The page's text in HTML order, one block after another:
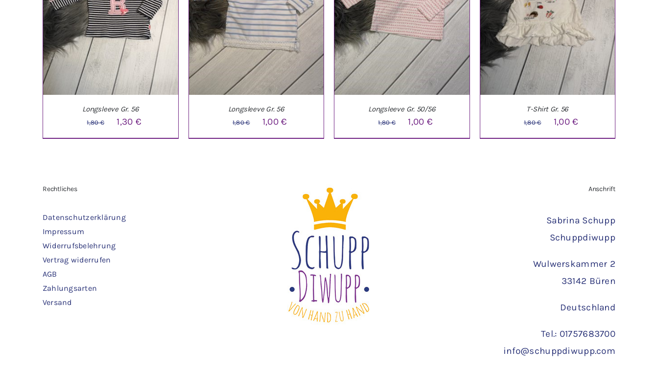
IN DEN WARENKORB
Longsleeve Gr. 56
1,80€
Ursprünglicher
Preis
1,30 €
Preis
Longsleeve Gr. 56
1,80€
Ursprünglicher
Preis
1,00€
Preis
Longsleeve Gr. 50/56
1,80€
Ursprünglicher
Preis
1,00 €
Preis
DETAILS
T-Shirt Gr. 56
1,80€
Ursprünglicher
Preis
1,00€
Preis
Rechtliches
Datenschutzerklärung
Impressum
Widerrufsbelehrung
Vertrag widerrufen
AGB
Zahlungsarten
Versand
Anschrift
Sabrina Schupp
Schuppdiwupp
Wulwerskammer 2
33142 Büren
Deutschland
Tel.: 01757683700
info@schuppdiwupp.com